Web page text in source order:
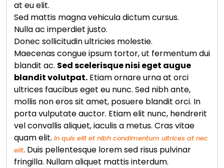
at eu elit.
Sed mattis magna vehicula dictum cursus.
Nulla ac imperdiet justo.
Donec sollicitudin ultricies molestie.
Maecenas congue ipsum tortor, ut fermentum dui
blandit ac. Sed scelerisque nisi eget augue
blandit volutpat. Etiam ornare urna at orci
ultrices faucibus eget eu nunc. Sed nibh ante,
mollis non eros sit amet, posuere blandit orci. In
porta vulputate auctor. Etiam elit nunc, hendrerit
vel convallis aliquet, iaculis a metus. Cras vitae
quam elit. In quis elit et nibh condimentum ultrices at nec
elit. Duis pellentesque lorem sed risus pulvinar
fringilla. Nullam aliquet mattis interdum.